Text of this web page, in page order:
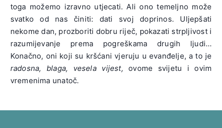
toga možemo izravno utjecati. Ali ono temeljno može
svatko od nas činiti: dati svoj doprinos. Uljepšati
nekome dan, prozboriti dobru riječ, pokazati strpljivost i
razumijevanje prema pogreškama drugih ljudi…
Konačno, oni koji su kršćani vjeruju u evanđelje, a to je
radosna, blaga, vesela vijest, ovome svijetu i ovim
vremenima unatoč.